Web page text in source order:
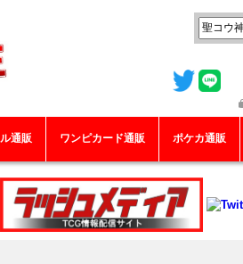
通販 ワンピカード通販 ポケカ通販